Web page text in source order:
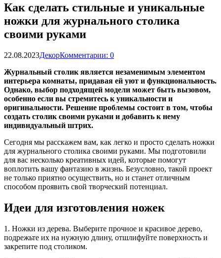
Как сделать стильные и уникальные
ножки для журнального столика
своими руками
22.08.2023ДекорКомментарии: 0
Журнальный столик является незаменимым элементом
интерьера комнаты, придавая ей уют и функциональность.
Однако, выбор подходящей модели может быть вызовом,
особенно если вы стремитесь к уникальности и
оригинальности. Решение проблемы состоит в том, чтобы
создать столик своими руками и добавить к нему
индивидуальный штрих.
Сегодня мы расскажем вам, как легко и просто сделать ножки
для журнального столика своими руками. Мы подготовили
для вас несколько креативных идей, которые помогут
воплотить вашу фантазию в жизнь. Безусловно, такой проект
не только приятно осуществить, но и станет отличным
способом проявить свой творческий потенциал.
Идеи для изготовления ножек
1. Ножки из дерева. Выберите прочное и красивое дерево,
подрежьте их на нужную длину, отшлифуйте поверхность и
закрепите под столиком.